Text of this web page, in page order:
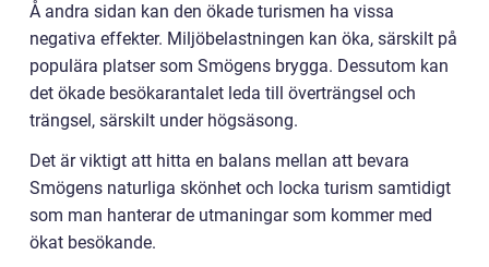
Å andra sidan kan den ökade turismen ha vissa
negativa effekter. Miljöbelastningen kan öka, särskilt på
populära platser som Smögens brygga. Dessutom kan
det ökade besökarantalet leda till överträngsel och
trängsel, särskilt under högsäsong.
Det är viktigt att hitta en balans mellan att bevara
Smögens naturliga skönhet och locka turism samtidigt
som man hanterar de utmaningar som kommer med
ökat besökande.